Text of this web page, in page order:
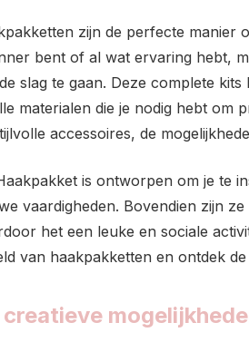
zijn de perfecte manier
bent of al wat ervaring hebt,
slag te gaan. Deze complete
materialen die je nodig hebt om
accessoires, de
is ontworpen om je te
vaardigheden. Bovendien zijn
het een leuke en sociale
van haakpakketten en ontdek
creatieve